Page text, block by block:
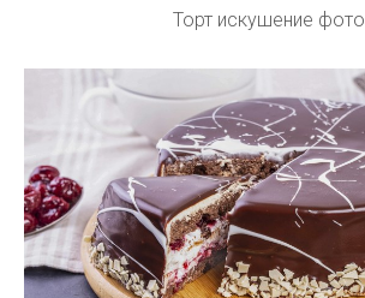
Торт искушение фото